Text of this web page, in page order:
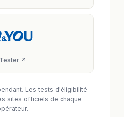
Tester ↗
Les tests d'éligibilité
sites officiels de chaque